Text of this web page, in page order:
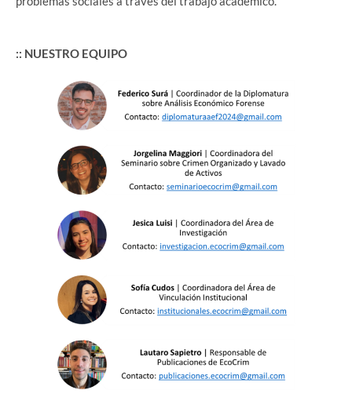
:: NUESTRO EQUIPO